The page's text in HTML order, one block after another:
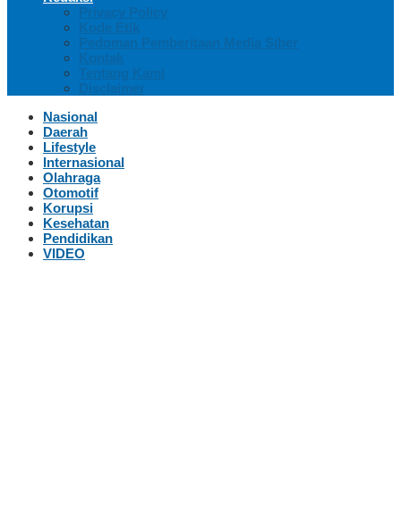
Privacy Policy
Kode Etik
Pedoman Pemberitaan Media Siber
Kontak
Tentang Kami
Disclaimer
Nasional
Daerah
Lifestyle
Internasional
Olahraga
Otomotif
Korupsi
Kesehatan
Pendidikan
VIDEO